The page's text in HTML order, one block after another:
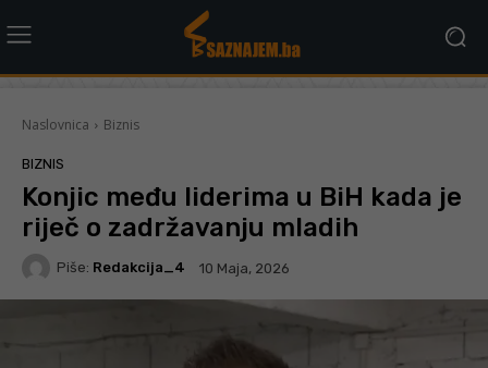
Naslovnica Biznis
BIZNIS
Konjic među liderima u BiH kada je
riječ o zadržavanju mladih
Piše: Redakcija_4 10 Maja, 2026